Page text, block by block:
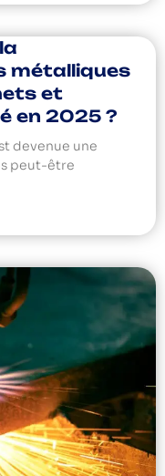
métalliques
et
en 2025 ?
devenue une
peut-être